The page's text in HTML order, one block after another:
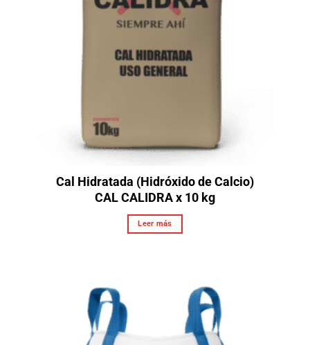
Cal Hidratada (Hidróxido de Calcio)
CAL CALIDRA x 10 kg
Leer más